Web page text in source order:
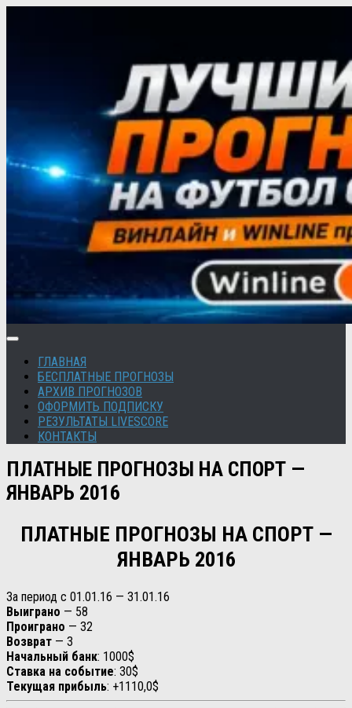
ГЛАВНАЯ
БЕСПЛАТНЫЕ ПРОГНОЗЫ
АРХИВ ПРОГНОЗОВ
ОФОРМИТЬ ПОДПИСКУ
РЕЗУЛЬТАТЫ LIVESCORE
КОНТАКТЫ
ПЛАТНЫЕ ПРОГНОЗЫ НА СПОРТ —
ЯНВАРЬ 2016
ПЛАТНЫЕ ПРОГНОЗЫ НА СПОРТ —
ЯНВАРЬ 2016
За период с 01.01.16 — 31.01.16
Выиграно — 58
Проиграно — 32
Возврат — 3
Начальный банк: 1000$
Ставка на событие: 30$
Текущая прибыль: +1110,0$